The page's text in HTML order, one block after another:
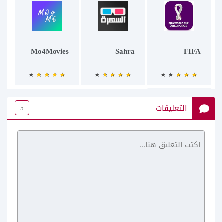
FIFA
Sahra
Mo4Movies
Tflix
التعليقات 5